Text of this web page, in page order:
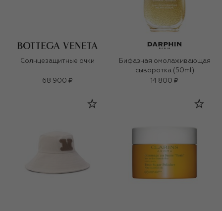
Солнцезащитные очки
68 900 ₽
Бифазная омолаживающая
сыворотка (50ml)
14 800 ₽